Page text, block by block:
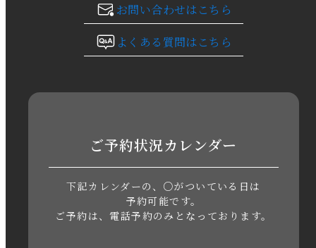
2023年10月
2023年8月
2023年5月
お問い合わせはこちら
よくある質問はこちら
ご予約状況カレンダー
下記カレンダーの、○がついている日は
予約可能です。
ご予約は、電話予約のみとなっております。